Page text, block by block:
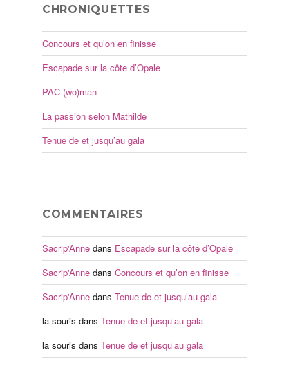
CHRONIQUETTES
Concours et qu’on en finisse
Escapade sur la côte d’Opale
PAC (wo)man
La passion selon Mathilde
Tenue de et jusqu’au gala
COMMENTAIRES
Sacrip'Annedans Escapade sur la côte d’Opale
Sacrip'Annedans Concours et qu’on en finisse
Sacrip'Annedans Tenue de et jusqu’au gala
la souris dans Tenue de et jusqu’au gala
la souris dans Tenue de et jusqu’au gala